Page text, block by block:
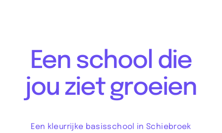
Een school die
jou ziet groeien
Een kleurrijke basisschool in Schiebroek